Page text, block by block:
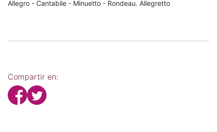
Allegro - Cantabile - Minuetto - Rondeau. Allegretto
Compartir en: